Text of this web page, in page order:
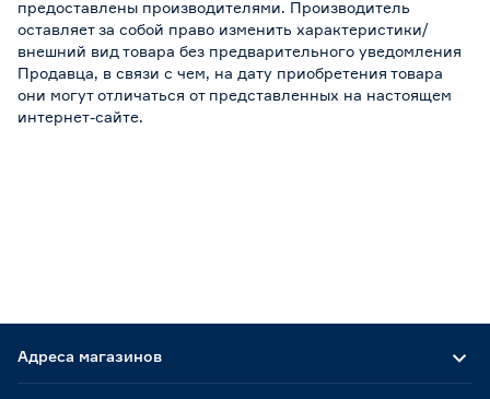
предоставлены производителями. Производитель
оставляет за собой право изменить характеристики/
внешний вид товара без предварительного уведомления
Продавца, в связи с чем, на дату приобретения товара
они могут отличаться от представленных на настоящем
интернет-сайте.
Адреса магазинов